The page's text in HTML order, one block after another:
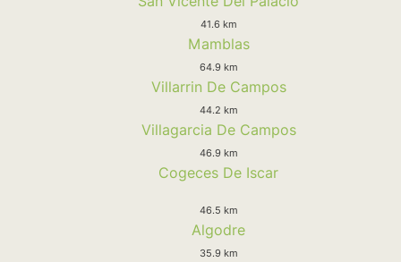
41.6 km
Mamblas
64.9 km
Villarrin De Campos
44.2 km
Villagarcia De Campos
46.9 km
Cogeces De Iscar
46.5 km
Algodre
35.9 km